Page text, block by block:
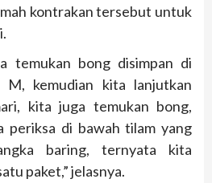
kontrakan tersebut untuk
temukan bong disimpan di
M, kemudian kita lanjutkan
kita juga temukan bong,
periksa di bawah tilam yang
baring, ternyata kita
paket,” jelasnya.